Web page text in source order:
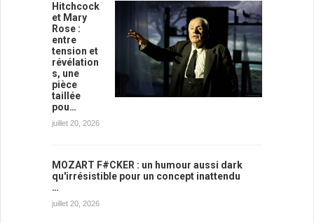
Hitchcock
et Mary
Rose :
entre
tension et
révélation
s, une
pièce
taillée
pou…
juillet 20, 2026
MOZART F#CKER : un humour aussi dark
qu'irrésistible pour un concept inattendu
…
juillet 20, 2026